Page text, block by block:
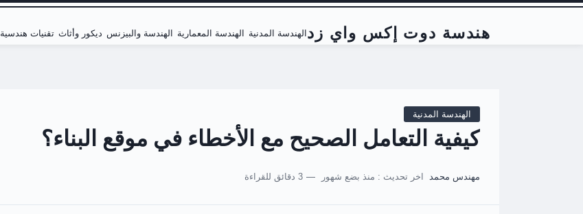
هندسة دوت إكس واي زد الهندسة المدنية الهندسة المعمارية الهندسة والبيزنس ديكور وأثاث تقنيات هندسية
الهندسة المدنية
كيفية التعامل الصحيح مع الأخطاء في موقع البناء؟
مهندس محمد اخر تحديث : منذ بضع شهور 3 دقائق للقراءة